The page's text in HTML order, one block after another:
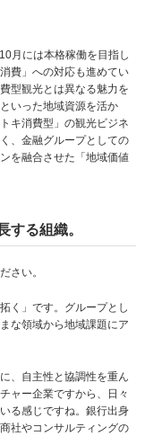
月には本格稼働を目指し
費」への対応も進めてい
型観光とは異なる魅力を
いった地域資源を活か
キ消費型」の観光ビジネ
、金融グループとしての
を融合させた「地域価値
する組織。
さい。
く」です。グループとし
な領域から地域課題にア
、自主性と協調性を重ん
ャー企業ですから、日々
る感じですね。銀行出身
社やコンサルティングの